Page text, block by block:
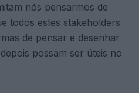
nós pensarmos de
todos estes stakeholders
de pensar e desenhar
possam ser úteis no